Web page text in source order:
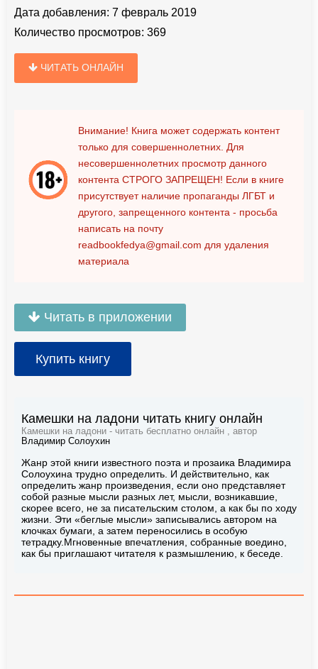
Дата добавления: 7 февраль 2019
Количество просмотров: 369
ЧИТАТЬ ОНЛАЙН
Внимание! Книга может содержать контент
только для совершеннолетних. Для
несовершеннолетних просмотр данного
контента СТРОГО ЗАПРЕЩЕН! Если в книге
присутствует наличие пропаганды ЛГБТ и
другого, запрещенного контента - просьба
написать на почту
readbookfedya@gmail.com для удаления
материала
Читать в приложении
Купить книгу
Камешки на ладони читать книгу онлайн
Камешки на ладони - читать бесплатно онлайн , автор
Владимир Солоухин
Жанр этой книги известного поэта и прозаика Владимира
Солоухина трудно определить. И действительно, как
определить жанр произведения, если оно представляет
собой разные мысли разных лет, мысли, возникавшие,
скорее всего, не за писательским столом, а как бы по ходу
жизни. Эти «беглые мысли» записывались автором на
клочках бумаги, а затем переносились в особую
тетрадку.Мгновенные впечатления, собранные воедино,
как бы приглашают читателя к размышлению, к беседе.